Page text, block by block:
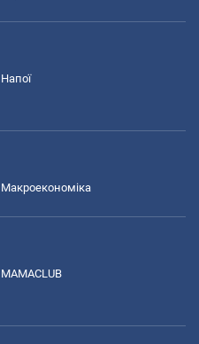
Напої
Макроекономіка
MAMACLUB